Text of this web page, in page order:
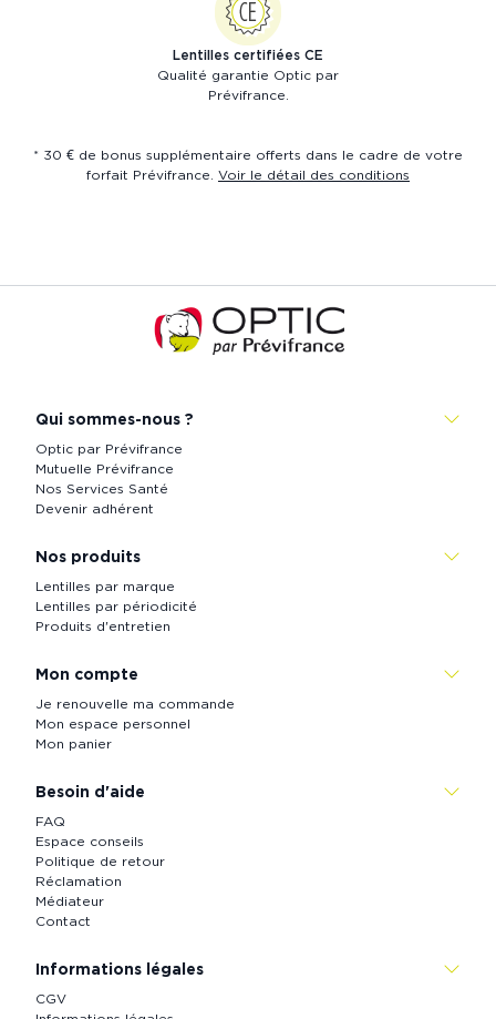
Lentilles certifiées CE
Qualité garantie Optic par
Prévifrance.
* 30 € de bonus supplémentaire offerts dans le cadre de votre
forfait Prévifrance. Voir le détail des conditions
Accueil
de
Qui sommes-nous ?
Optic par Prévifrance
Mutuelle Prévifrance
Nos Services Santé
Devenir adhérent
Nos produits
Lentilles par marque
Lentilles par périodicité
Produits d'entretien
Mon compte
Je renouvelle ma commande
Mon espace personnel
Mon panier
Besoin d'aide
FAQ
Espace conseils
Politique de retour
Réclamation
Médiateur
Contact
Informations légales
CGV